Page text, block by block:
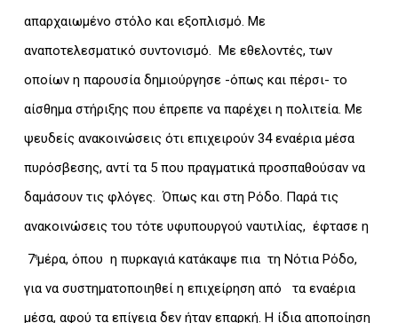
απαρχαιωμένο στόλο και εξοπλισμό. Με
αναποτελεσματικό συντονισμό. Με εθελοντές, των
οποίων η παρουσία δημιούργησε -όπως και πέρσι- το
αίσθημα στήριξης που έπρεπε να παρέχει η πολιτεία. Με
ψευδείς ανακοινώσεις ότι επιχειρούν 34 εναέρια μέσα
πυρόσβεσης, αντί τα 5 που πραγματικά προσπαθούσαν να
δαμάσουν τις φλόγες. Όπως και στη Ρόδο. Παρά τις
ανακοινώσεις του τότε υφυπουργού ναυτιλίας, έφτασε η
7ημέρα, όπου η πυρκαγιά κατάκαψε πια τη Νότια Ρόδο,
για να συστηματοποιηθεί η επιχείρηση από τα εναέρια
μέσα, αφού τα επίγεια δεν ήταν επαρκή. Η ίδια αποποίηση